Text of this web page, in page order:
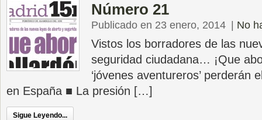
Número 21
Publicado en 23 enero, 2014 No
Vistos los borradores de las
seguridad ciudadana… ¡Que
‘jóvenes aventureros’ perderán
en España ■ La presión […]
Sigue Leyendo...